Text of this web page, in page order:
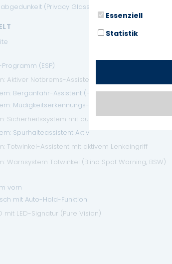
(Privacy Glass)
(ESP)
Aktiver Notbrems-Assistent mit
Berganfahr-Assistent (HSA)
Müdigkeitserkennungs-Sensor
Sicherheitssystem mit automatischem Notruf (ERA
Spurhalteassistent Aktiv
Totwinkel-Assistent mit aktivem Lenkeingriff
Warnsystem Totwinkel (Blind Spot Warning, BSW)
vorn
mit Auto-Hold-Funktion
mit LED-Signatur (Pure Vision)
Essenziell
Statistik